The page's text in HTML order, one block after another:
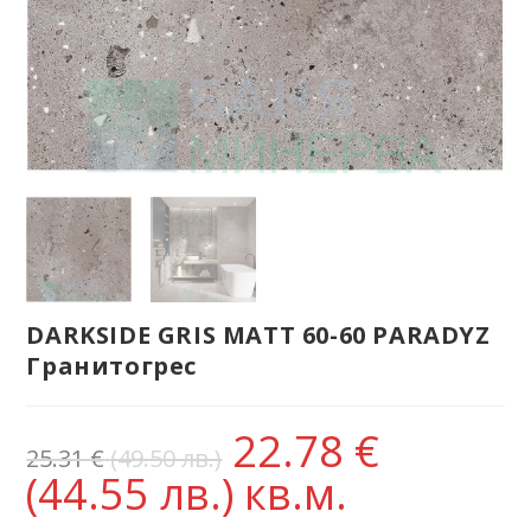
DARKSIDE GRIS MATT 60-60 PARADYZ
Гранитогрес
25.31€(49.50 лв.) 22.78 €
(44.55 лв.) кв.м.